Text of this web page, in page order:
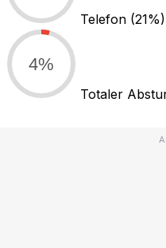
Telefon (21%)
4%
Totaler